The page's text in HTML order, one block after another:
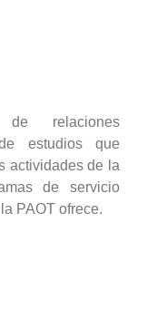
relaciones
estudios que
actividades de la
de servicio
PAOT ofrece.